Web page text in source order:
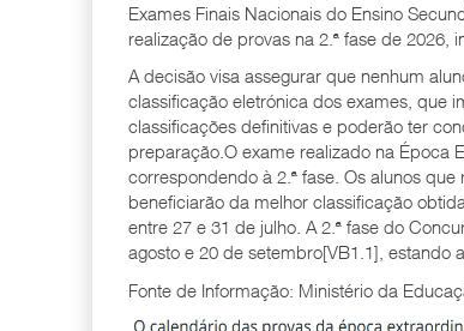
Exames Finais Nacionais do Ensino
realização de provas na 2.ª fase de 2026,
A decisão visa assegurar que nenhum
classificação eletrónica dos exames, que
classificações definitivas e poderão ter
preparação.O exame realizado na Época
correspondendo à 2.ª fase. Os alunos
beneficiarão da melhor classificação
entre 27 e 31 de julho. A 2.ª fase do
agosto e 20 de setembro[VB1.1], estando
Fonte de Informação: Ministério da